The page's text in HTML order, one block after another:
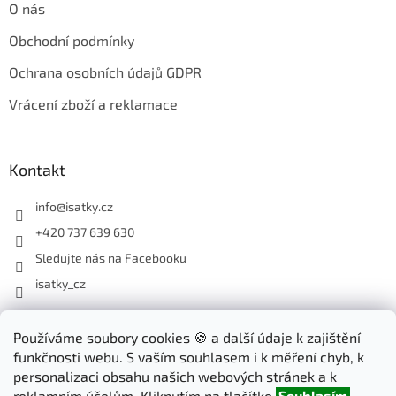
Používáme soubory cookies 🍪 a další údaje k zajištění
funkčnosti webu. S vaším souhlasem i k měření chyb, k
personalizaci obsahu našich webových stránek a k
O nás
Obchodní podmínky
Ochrana osobních údajů GDPR
Vrácení zboží a reklamace
Kontakt
info@isatky.cz
+420 737 639 630
Sledujte nás na Facebooku
isatky_cz
Odebírat newsletter
Vložte svůj e-mail a my vám budeme zasílat informace o nových
produktech na našem e-shopu.